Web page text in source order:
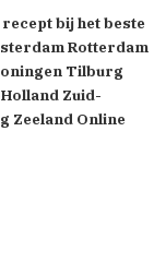
bij het beste
Rotterdam
Tilburg
Zuid-
Zeeland Online